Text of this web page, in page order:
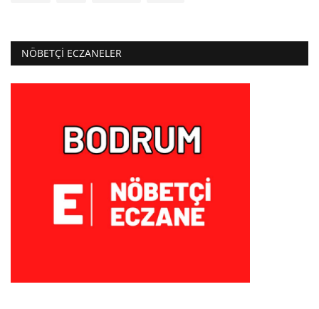
NÖBETÇI ECZANELER